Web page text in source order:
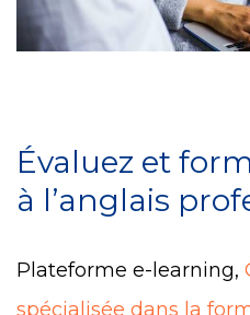
Évaluez et
à l’anglais
Plateforme e-learning,
spécialisée dans la